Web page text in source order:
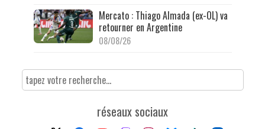
Mercato : Thiago Almada (ex-OL) va
retourner en Argentine
08/08/26
réseaux sociaux